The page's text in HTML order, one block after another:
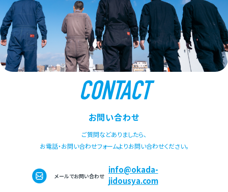
CONTACT
お問い合わせ
ご質問などありましたら、
お電話・お問い合わせフォームよりお問い合わせください。
メールでお問い合わせ
info@okada-
jidousya.com